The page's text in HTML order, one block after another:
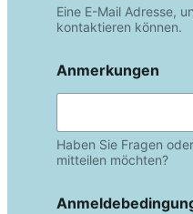
Eine E-Mail Adresse,
kontaktieren können.
Anmerkungen
Haben Sie Fragen
mitteilen möchten?